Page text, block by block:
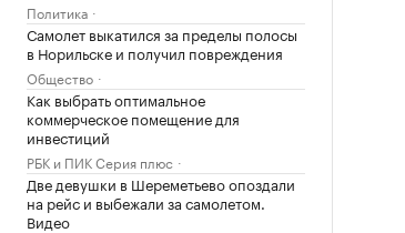
Политика
Самолет выкатился за пределы полосы
в Норильске и получил повреждения
Общество
Как выбрать оптимальное
коммерческое помещение для
инвестиций
РБК и ПИК Серия плюс
Две девушки в Шереметьево опоздали
на рейс и выбежали за самолетом.
Видео